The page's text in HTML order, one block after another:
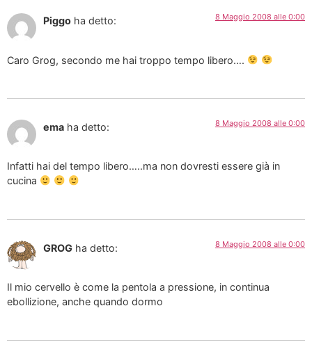
Piggo ha detto: 8 Maggio 2008 alle 0:00
Caro Grog, secondo me hai troppo tempo libero….
ema ha detto: 8 Maggio 2008 alle 0:00
Infatti hai del tempo libero…..ma non dovresti essere già in
cucina
GROG ha detto: 8 Maggio 2008 alle 0:00
Il mio cervello è come la pentola a pressione, in continua
ebollizione, anche quando dormo